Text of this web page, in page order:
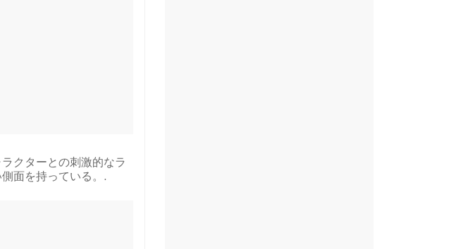
クターとの刺激的なラ
面を持っている。.